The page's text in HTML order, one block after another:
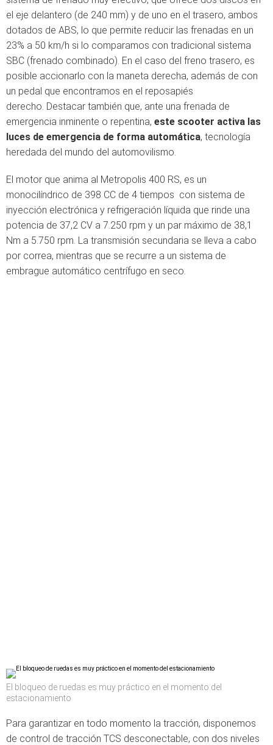
el eje delantero (de 240 mm) y de uno en el trasero, ambos
dotados de ABS, lo que permite reducir las frenadas en un
23% a 50 km/h si lo comparamos con tradicional sistema
SBC (frenado combinado). En el caso del freno trasero, es
posible accionarlo con la maneta derecha, además de con
un pedal que encontramos en el reposapiés
derecho. Destacar también que, ante una frenada de
emergencia inminente o repentina, este scooter activa las
luces de emergencia de forma automática, tecnología
heredada del mundo del automovilismo.
El motor que anima al Metropolis 400 RS, es un
monocilíndrico de 398 CC de 4 tiempos con sistema de
inyección electrónica y refrigeración líquida que rinde una
potencia de 37,2 CV a 7.250 rpm y un par máximo de 38,1
Nm a 5.750 rpm. La transmisión secundaria se lleva a cabo
por correa, mientras que se recurre a un sistema de
embrague automático centrífugo en seco.
El bloqueo de ruedas es muy práctico en el momento del
estacionamiento
Para garantizar en todo momento la tracción, disponemos
de control de tracción TCS desconectable, con dos niveles